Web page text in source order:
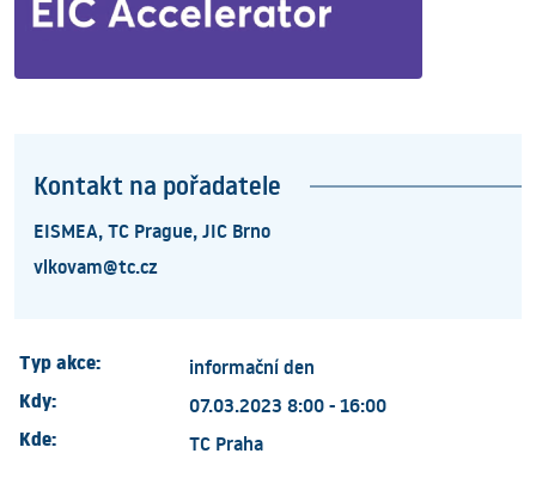
Kontakt na pořadatele
EISMEA, TC Prague, JIC Brno
vlkovam@tc.cz
Typ akce: informační den
Kdy: 07.03.2023 8:00 - 16:00
Kde: TC Praha